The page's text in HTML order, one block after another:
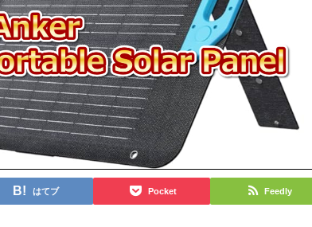
はてブ Pocket Feedly